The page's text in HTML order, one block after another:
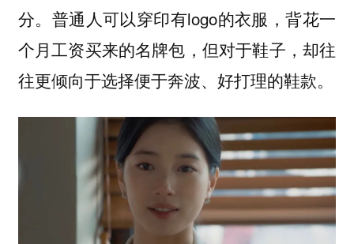
分。普通人可以穿印有logo的衣服，背花一
个月工资买来的名牌包，但对于鞋子，却往
往更倾向于选择便于奔波、好打理的鞋款。